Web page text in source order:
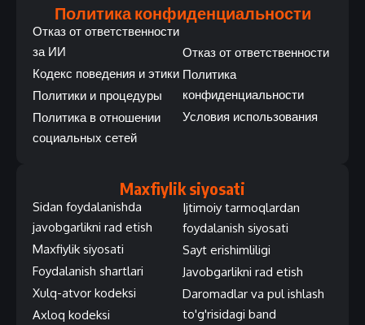
Политика конфиденциальности
Отказ от ответственности
за ИИ
Кодекс поведения и этики
Политики и процедуры
Политика в отношении
социальных сетей
Отказ от ответственности
Политика
конфиденциальности
Условия использования
Maxfiylik siyosati
Sidan foydalanishda
javobgarlikni rad etish
Maxfiylik siyosati
Foydalanish shartlari
Xulq-atvor kodeksi
Axloq kodeksi
Ijtimoiy tarmoqlardan
foydalanish siyosati
Sayt erishimliligi
Javobgarlikni rad etish
Daromadlar va pul ishlash
to'g'risidagi band